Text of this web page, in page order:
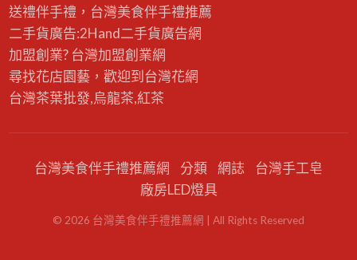
送禮伴手禮，台灣美食伴手禮推薦
二手貨廣告:2Hand二手貨廣告網
加盟創業? 台灣加盟創業網
尋找花店園藝，歡迎到 台灣花網
台灣茶葉批發,烏龍茶,紅茶
台灣美食伴手禮推薦網 分類 網誌
台灣手工皂
廠房LED燈具
© 2026 台灣美食伴手禮推薦網 | All Rights Reserved